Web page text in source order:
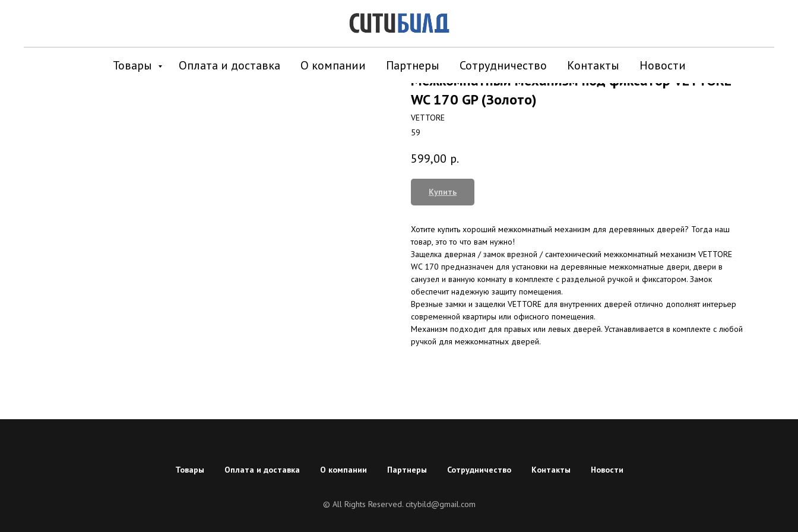
Товары Оплата и доставка О компании Партнеры Сотрудничество Контакты Новости
Межкомнатный механизм под фиксатор VETTORE
WC 170 GP (Золото)
VETTORE
59
599,00 р.
Купить
Хотите купить хороший межкомнатный механизм для деревянных дверей? Тогда наш
товар, это то что вам нужно!
Защелка дверная / замок врезной / сантехнический межкомнатный механизм VETTORE
WC 170 предназначен для установки на деревянные межкомнатные двери, двери в
санузел и ванную комнату в комплекте с раздельной ручкой и фиксатором. Замок
обеспечит надежную защиту помещения.
Врезные замки и защелки VETTORE для внутренних дверей отлично дополнят интерьер
современной квартиры или офисного помещения.
Механизм подходит для правых или левых дверей. Устанавливается в комплекте с любой
ручкой для межкомнатных дверей.
Товары Оплата и доставка О компании Партнеры Сотрудничество Контакты Новости
© All Rights Reserved. citybild@gmail.com